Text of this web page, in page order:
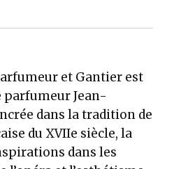
et Gantier est
parfumeur Jean-
dans la tradition de
du XVIIe siècle, la
dans les